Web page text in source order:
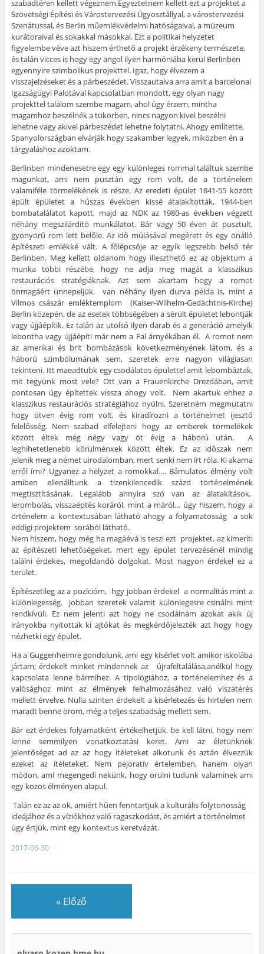
szabadtéren kellett végeznem.Egyeztetnem kellett ezt a projektet a
Szövetségi Építési és Várostervezési Ügyosztállyal, a várostervezési
Szenátussal, és Berlin műemlékvédelmi hatóságaival, a múzeum
kurátoraival és sokakkal másokkal. Ezt a politikai helyzetet
figyelembe véve azt hiszem érthető a projekt érzékeny természete,
és talán vicces is hogy egy angol ilyen harmóniába kerül Berlinben
egyennyire szimbolikus projekttel. Igaz, hogy élvezem a
visszajelzéseket és a párbeszédet. Visszautalva arra amit a barcelonai
Igazságügyi Palotával kapcsolatban mondott, egy olyan nagy
projekttel találom szembe magam, ahol úgy érzem, mintha
magamhoz beszélnék a tükörben, nincs nagyon kivel beszélni
lehetne vagy akivel párbeszédet lehetne folytatni. Ahogy említette,
Spanyolországban elvárják hogy szakamber legyek, miközben én a
tárgyaláshoz azoktam.
Berlinben mindenesetre egy egy különleges rommal találtuk szembe
magunkat, ami nem pusztán egy rom volt, de a történelem
valamiféle törmelékének is része. Az eredeti épület 1841-55 között
épült épületet a húszas években kissé átalakították, 1944-ben
bombatalálatot kapott, majd az NDK az 1980-as években végzett
néhány megszilárdító munkálatot. Bár vagy 50 éven át pusztult,
gyönyörű rom lett belőle. Az idő múlásával megérett és egy önálló
építészeti emlékké vált. A főlépcsője az egyik legszebb belső tér
Berlinben. Meg kellett oldanom hogy illeszthető ez az objektum a
munka többi részébe, hogy ne adja meg magát a klasszikus
restaurációs stratégiáknak. Azt sem akartam hogy a romot
önmagáért ünnepeljük. van néhány ilyen durva példa is, mint a
Vilmos császár emléktemplom (Kaiser-Wilhelm-Gedächtnis-Kirche)
Berlin közepén, de az esetek többségében a sérült épületet lebontják
vagy újjáépítik. Ez talán az utolsó ilyen darab és a generáció amelyik
lebontha vagy újjáépíti már nem a Fal árnyékában él. A romot nem
az amerikai és brit bombázások következményének látom, és a
háború szimbólumának sem, szeretek erre nagyon világiasan
tekinteni. Itt maeadtubk egy csodálatos épülettel amit lebombáztak,
mit tegyünk most vele? Ott van a Frauenkirche Drezdában, amit
pontosan úgy építettek vissza ahogy volt. Nem akartuk ehhez a
klasszikus restaurációs stratégiához nyúlni. Szeretném megmutatni
hogy ötven évig rom volt, és kiradírozni a történelmet ijesztő
felelősség. Nem szabad elfelejteni hogy az emberek törmelékek
között éltek még négy vagy öt évig a háború után. A
leghihetetlenebb körülménxek között éltek. Ez az időszak nem
jelenik meg a német uirodalomban, mert senki nem írt róla. Ki akarna
erről írni? Ugyanez a helyzet a romokkal…. Bámulatos élmény volt
amiben ellenálltunk a tizenkilencedik százd történelmének
megtisztításának. Legalább annyira szó van az álatakítások,
lerombolás, visszaéptés koráról, mint a máról… úgy hiszem, hogy a
örténelem a kontextusában látható ahogy a folyamatosság a sok
eddigi projektem sorából látható.
Nem hiszem, hogy még ha magáévá is teszi ezt projektet, az kimeríti
az építészeti lehetőségeket, mert egy épület tervezésénél mindig
találni érdekes, megoldandó dolgokat. Most nagyon érdekel ez a
terület.
Építészetileg az a pozícióm, hgy jobban érdekel a normalitás mint a
különlegesség. jobban szeretek valamit különlegesre csinálni mint
rendkívüli. Ez nem jelenti azt hogy ne csodálnám azokat akik új
irányokba nyitottak ki ajtókat és megkérdőjelezték azt hogy hogy
nézhetki egy épület.
Ha a Guggenheimre gondolunk, ami egy kísérlet volt amikor iskolába
jártam; érdekelt minket mindennek az újrafeltalálása,anélkül hogy
kapcsolata lenne bármihez. A tipológiához, a történelemhez és a
valósághoz mint az élmények felhalmozásához való viszatérés
mellett érvelve. Nulla szinten érdekelt a kísérletezés és hirtelen nem
maradt benne öröm, még a teljes szabadság mellett sem.
Bár ezt érdekes folyamatként értékelhetjük, be kell látni, hogy nem
lenne semmilyen vonatkoztatási keret. Ami az életünknek
jelentőséget ad az az hogy ítéleteket alkotunk és aztán élvezzük
ezeket az ítéleteket. Nem pejoratív értelemben, hanem olyan
módon, ami megengedi nekünk, hogy örülni tudunk valaminek ami
egy közös élményen alapul.
Talán ez az az ok, amiért hűen fenntartjuk a kulturális folytonosság
ideájához és a víziókhoz való ragaszkodást, és amiért a történelmet
úgy értjük, mint egy kontextus keretvázát.
2017-06-30
« Előző